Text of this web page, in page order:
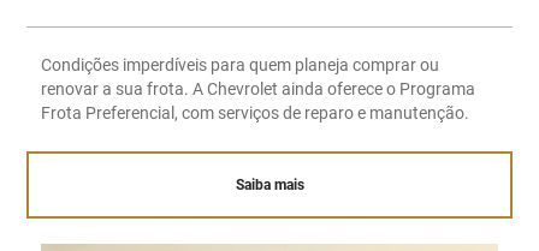
Condições imperdíveis para quem planeja comprar ou
renovar a sua frota. A Chevrolet ainda oferece o Programa
Frota Preferencial, com serviços de reparo e manutenção.
Saiba mais